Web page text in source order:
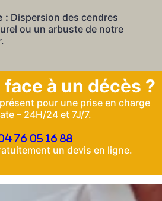
: Dispersion des cendres
ou un arbuste de notre
à un décès ?
pour une prise en charge
– 24H/24 et 7J/7.
76 05 16 88
un devis en ligne.